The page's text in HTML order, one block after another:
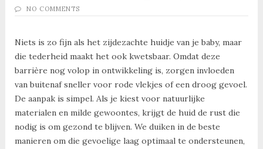
NO COMMENTS
Niets is zo fijn als het zijdezachte huidje van je baby, maar
die tederheid maakt het ook kwetsbaar. Omdat deze
barrière nog volop in ontwikkeling is, zorgen invloeden
van buitenaf sneller voor rode vlekjes of een droog gevoel.
De aanpak is simpel. Als je kiest voor natuurlijke
materialen en milde gewoontes, krijgt de huid de rust die
nodig is om gezond te blijven. We duiken in de beste
manieren om die gevoelige laag optimaal te ondersteunen,